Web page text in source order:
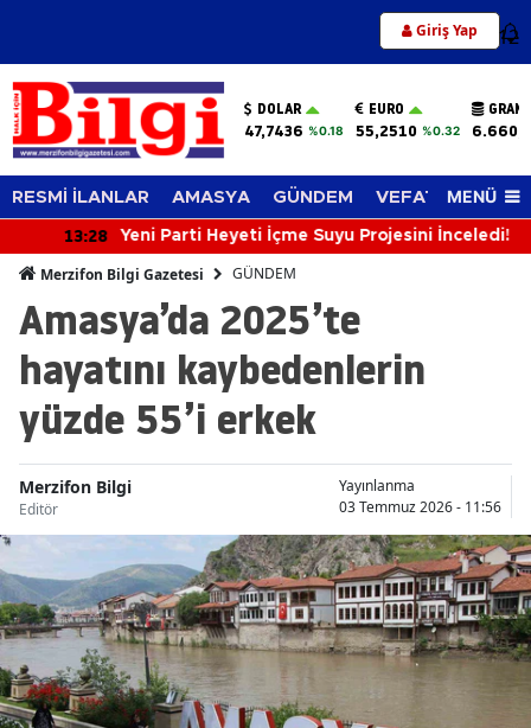
Giriş Yap 12
DOLAR
47,7436 %0.18
EURO
55,2510 %0.32
RESMİ İLANLAR AMASYA GÜNDEM VEFAT EDENLER
MENÜ
Yeni Parti Heyeti İçme Suyu Projesini İnceledi!
Merzifon Bilgi Gazetesi GÜNDEM
Amasya’da 2025’te
hayatını kaybedenlerin
yüzde 55’i erkek
Merzifon Bilgi
Editör
Yayınlanma
03 Temmuz 2026 - 11:56